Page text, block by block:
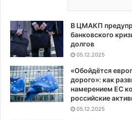
В ЦМАКП
банковского
долгов
05.12.2025
«Обойдётся
дорого»: как
намерением ЕС
российские
05.12.2025